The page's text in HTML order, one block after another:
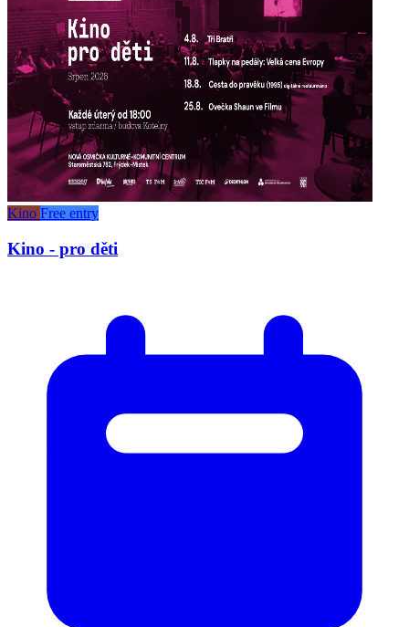
Kino Free entry
Kino - pro děti